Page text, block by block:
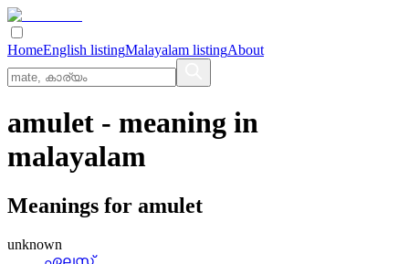
HomeEnglish listingMalayalam listingAbout
amulet - meaning in
malayalam
Meanings for amulet
unknown
ഏലസ്സ്